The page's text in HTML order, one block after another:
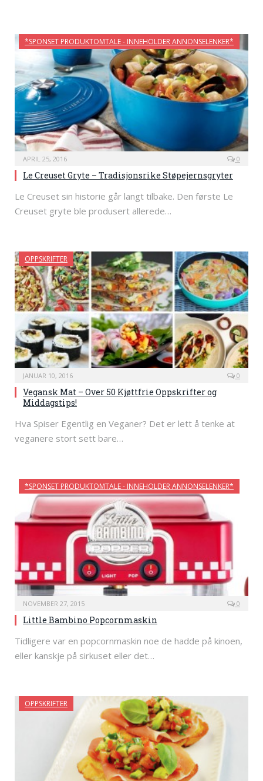
*SPONSET PRODUKTOMTALE - INNEHOLDER ANNONSELENKER*
APRIL 25, 2016 0
Le Creuset Gryte – Tradisjonsrike Støpejernsgryter
Le Creuset sin historie går langt tilbake. Den første Le
Creuset gryte ble produsert allerede…
OPPSKRIFTER
JANUAR 10, 2016 0
Vegansk Mat – Over 50 Kjøttfrie Oppskrifter og
Middagstips!
Hva Spiser Egentlig en Veganer? Det er lett å tenke at
veganere stort sett bare…
*SPONSET PRODUKTOMTALE - INNEHOLDER ANNONSELENKER*
NOVEMBER 27, 2015 0
Little Bambino Popcornmaskin
Tidligere var en popcornmaskin noe de hadde på kinoen,
eller kanskje på sirkuset eller det…
OPPSKRIFTER